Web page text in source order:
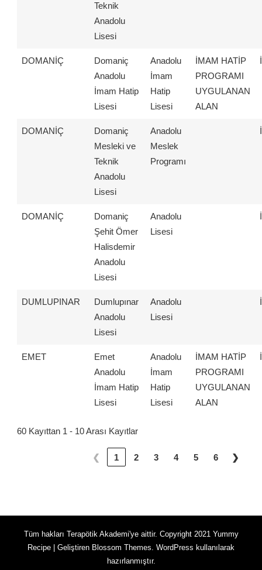
Teknik
Anadolu
Lisesi
DOMANİÇ
Domaniç
Anadolu
İmam Hatip
Lisesi
Anadolu
İmam
Hatip
Lisesi
İMAM HATİP
PROGRAMI
UYGULANAN
ALAN
DOMANİÇ
Domaniç
Mesleki ve
Teknik
Anadolu
Lisesi
Anadolu
Meslek
Programı
DOMANİÇ
Domaniç
Şehit Ömer
Halisdemir
Anadolu
Lisesi
Anadolu
Lisesi
DUMLUPINAR
Dumlupınar
Anadolu
Lisesi
Anadolu
Lisesi
EMET
Emet
Anadolu
İmam Hatip
Lisesi
Anadolu
İmam
Hatip
Lisesi
İMAM HATİP
PROGRAMI
UYGULANAN
ALAN
60 Kayıttan 1 - 10 Arası Kayıtlar
❮ 1 2 3 4 5 6 ❯
Tüm hakları Terapötik Akademi'ye aittir. Copyright 2021 Yummy
Recipe | Geliştiren Blossom Themes WordPress kullanılarak
hazırlanmıştır.